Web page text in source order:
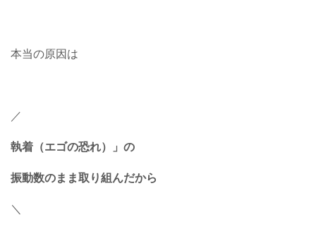
本当の原因は
／
執着（エゴの恐れ）」の
振動数のまま取り組んだから
＼